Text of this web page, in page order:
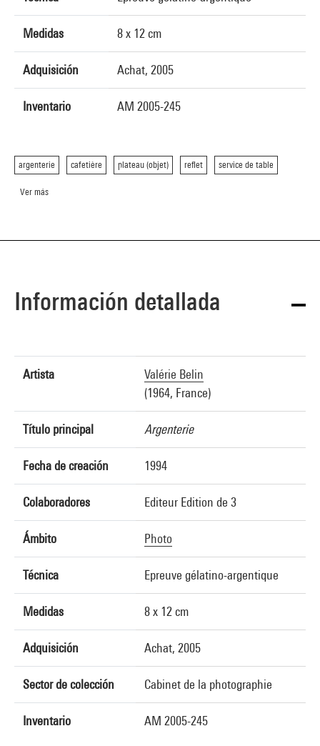
Medidas 8 x 12 cm
Adquisición Achat, 2005
Inventario AM 2005-245
argenterie cafetière plateau (objet) reflet service de table
Ver más
Información detallada
Artista
Valérie Belin
(1964, France)
Título principal Argenterie
Fecha de creación 1994
Colaboradores Editeur Edition de 3
Ámbito Photo
Técnica Epreuve gélatino-argentique
Medidas 8 x 12 cm
Adquisición Achat, 2005
Sector de colección Cabinet de la photographie
Inventario AM 2005-245